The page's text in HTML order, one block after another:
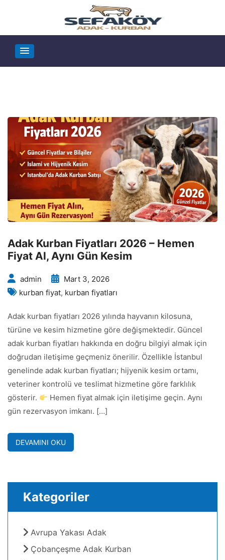
Adak Kurban Fiyatları 2026 – Hemen
Fiyat Al, Aynı Gün Kesim
admin
Mart 3, 2026
kurban fiyat, kurban fiyatları
Adak kurban fiyatları 2026 yılında hayvanın kilosuna,
türüne ve kesim hizmetine göre değişmektedir. Güncel
adak kurban fiyatları hakkında en doğru bilgiyi almak için
doğrudan iletişime geçmeniz önerilir. Özellikle İstanbul
genelinde adak kurban fiyatları; hijyenik kesim ortamı,
veteriner kontrolü ve teslimat hizmetine göre farklılık
gösterir.
Hemen fiyat almak için iletişime geçin. Aynı
gün rezervasyon imkanı. […]
DEVAMINI OKU
Kategoriler
Avrupa Yakası Adak
Çobançeşme Adak Kurban